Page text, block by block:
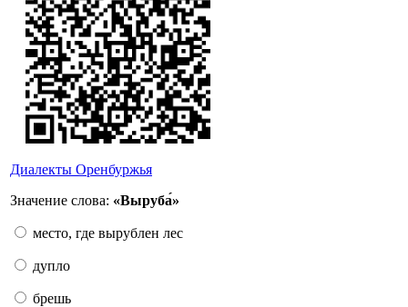
Диалекты Оренбуржья
Значение слова: «Выруба́»
место, где вырублен лес
дупло
брешь